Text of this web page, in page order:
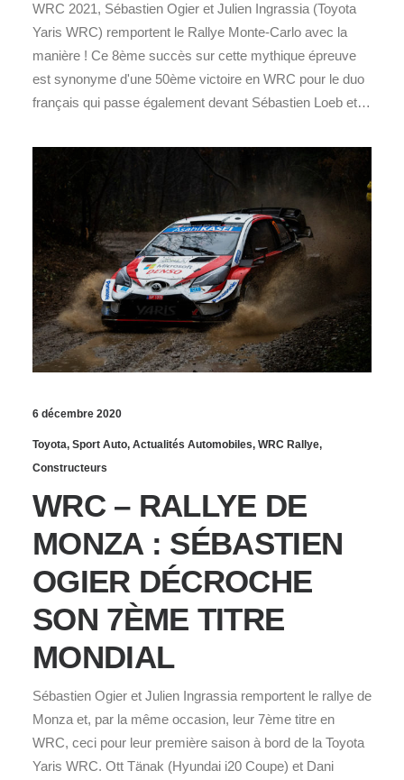
WRC 2021, Sébastien Ogier et Julien Ingrassia (Toyota
Yaris WRC) remportent le Rallye Monte-Carlo avec la
manière ! Ce 8ème succès sur cette mythique épreuve
est synonyme d'une 50ème victoire en WRC pour le duo
français qui passe également devant Sébastien Loeb et…
6 décembre 2020
Toyota, Sport Auto, Actualités Automobiles, WRC Rallye,
Constructeurs
WRC – RALLYE DE
MONZA : SÉBASTIEN
OGIER DÉCROCHE
SON 7ÈME TITRE
MONDIAL
Sébastien Ogier et Julien Ingrassia remportent le rallye de
Monza et, par la même occasion, leur 7ème titre en
WRC, ceci pour leur première saison à bord de la Toyota
Yaris WRC. Ott Tänak (Hyundai i20 Coupe) et Dani